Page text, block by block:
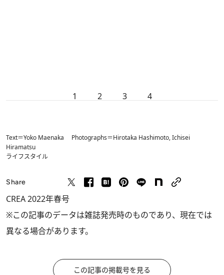
1 2 3 4
Text＝Yoko Maenaka Photographs＝Hirotaka Hashimoto, Ichisei
Hiramatsu
ライフスタイル
Share
CREA 2022年春号
※この記事のデータは雑誌発売時のものであり、現在では
異なる場合があります。
この記事の掲載号を見る